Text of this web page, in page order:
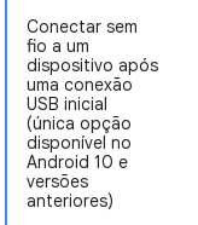
Conectar sem
fio a um
dispositivo após
uma conexão
USB inicial
(única opção
disponível no
Android 10 e
versões
anteriores)